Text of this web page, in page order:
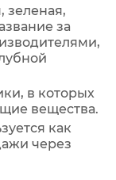
зеленая,
за
в которых
вещества.
как
через